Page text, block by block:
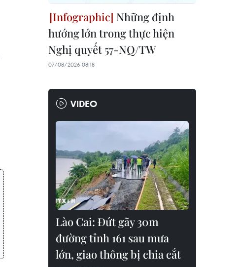
Những định
hướng lớn trong thực hiện
Nghị quyết 57-NQ/TW
07/08/2026 08:18
VIDEO
Lào Cai: Đứt gãy 30m
đường tỉnh 161 sau mưa
lớn, giao thông bị chia cắt